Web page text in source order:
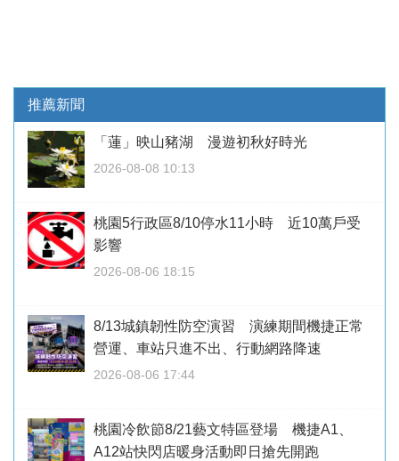
推薦新聞
「蓮」映山豬湖 漫遊初秋好時光
2026-08-08 10:13
桃園5行政區8/10停水11小時 近10萬戶受
影響
2026-08-06 18:15
8/13城鎮韌性防空演習 演練期間機捷正常
營運、車站只進不出、行動網路降速
2026-08-06 17:44
桃園冷飲節8/21藝文特區登場 機捷A1、
A12站快閃店暖身活動即日搶先開跑